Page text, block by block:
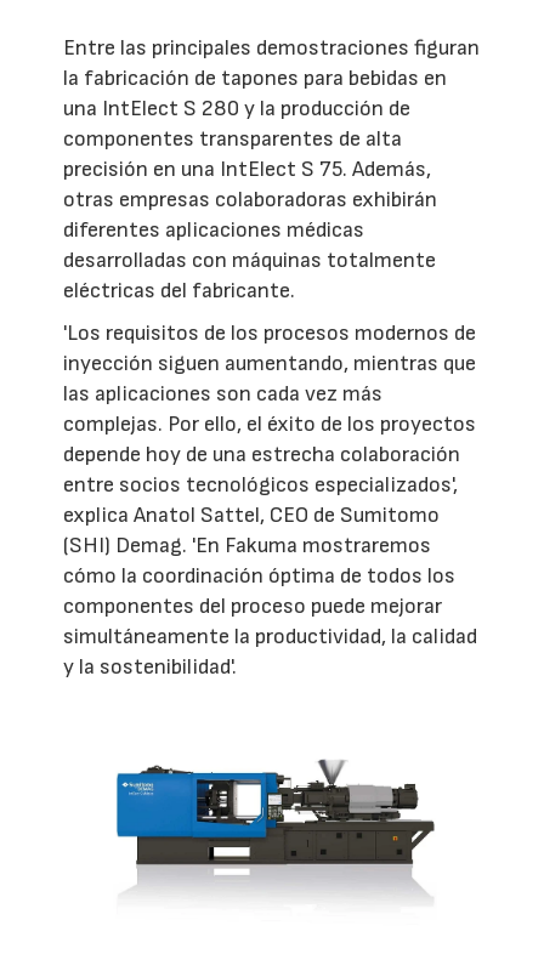
Entre las principales demostraciones figuran
la fabricación de tapones para bebidas en
una IntElect S 280 y la producción de
componentes transparentes de alta
precisión en una IntElect S 75. Además,
otras empresas colaboradoras exhibirán
diferentes aplicaciones médicas
desarrolladas con máquinas totalmente
eléctricas del fabricante.
'Los requisitos de los procesos modernos de
inyección siguen aumentando, mientras que
las aplicaciones son cada vez más
complejas. Por ello, el éxito de los proyectos
depende hoy de una estrecha colaboración
entre socios tecnológicos especializados',
explica Anatol Sattel, CEO de Sumitomo
(SHI) Demag. 'En Fakuma mostraremos
cómo la coordinación óptima de todos los
componentes del proceso puede mejorar
simultáneamente la productividad, la calidad
y la sostenibilidad'.